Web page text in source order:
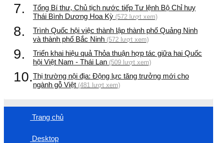
7.
Tổng Bí thư, Chủ tịch nước tiếp Tư lệnh Bộ Chỉ huy
Thái Bình Dương Hoa Kỳ (572 lượt xem)
8.
Trình Quốc hội việc thành lập thành phố Quảng Ninh
và thành phố Bắc Ninh (572 lượt xem)
9.
Triển khai hiệu quả Thỏa thuận hợp tác giữa hai Quốc
hội Việt Nam - Thái Lan (509 lượt xem)
10.Thị trường nội địa: Động lực tăng trưởng mới cho
ngành gỗ Việt (481 lượt xem)
Trang chủ
Desktop